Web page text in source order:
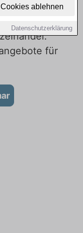
ablehnen
Datenschutzerklärung
heute.
für